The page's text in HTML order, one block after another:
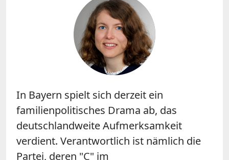
In Bayern spielt sich derzeit ein
familienpolitisches Drama ab, das
deutschlandweite Aufmerksamkeit
verdient. Verantwortlich ist nämlich die
Partei, deren "C" im